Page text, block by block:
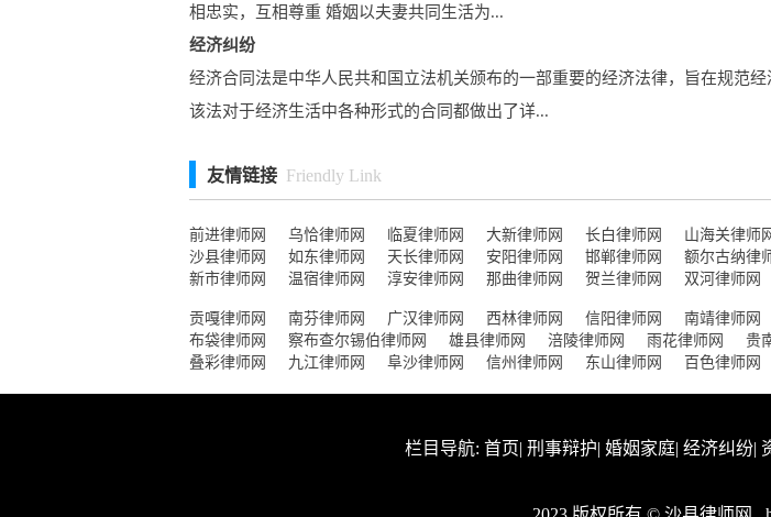
相忠实，互相尊重 婚姻以夫妻共同生活为...
经济纠纷
经济合同法是中华人民共和国立法机关颁布的一部重要的经济法律，旨在规范
该法对于经济生活中各种形式的合同都做出了详...
友情链接 Friendly Link
前进律师网 乌恰律师网 临夏律师网 大新律师网 长白律师网 山海关律师
沙县律师网
如东律师网 天长律师网 安阳律师网 邯郸律师网 额尔古纳律
新市律师网
温宿律师网 淳安律师网 那曲律师网 贺兰律师网 双河律师网
贡嘎律师网
南芬律师网 广汉律师网 西林律师网 信阳律师网 南靖律师网
布袋律师网
察布查尔锡伯律师网 雄县律师网 涪陵律师网 雨花律师网 贵
叠彩律师网
九江律师网 阜沙律师网 信州律师网 东山律师网 百色律师网
栏目导航: 首页| 刑事辩护| 婚姻家庭| 经济纠纷|